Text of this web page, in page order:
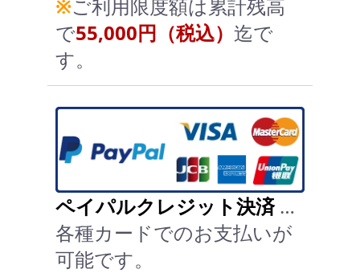
※ご利用限度額は累計残高
で55,000円（税込） 迄で
す。
ペイパルクレジット決済…
各種カードでのお支払いが
可能です。